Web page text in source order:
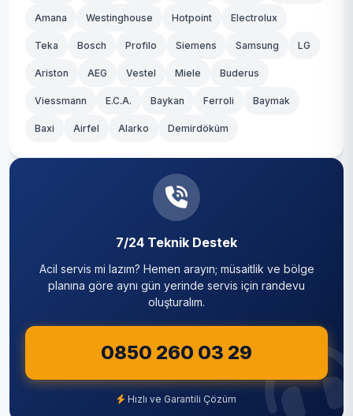
Amana Westinghouse Hotpoint Electrolux
Teka Bosch Profilo Siemens Samsung LG
Ariston AEG Vestel Miele Buderus
Viessmann E.C.A. Baykan Ferroli Baymak
Baxi Airfel Alarko Demirdöküm
7/24 Teknik Destek
Acil servis mi lazım? Hemen arayın; müsaitlik ve bölge
planına göre aynı gün yerinde servis için randevu
oluşturalım.
0850 260 03 29
Hızlı ve Garantili Çözüm